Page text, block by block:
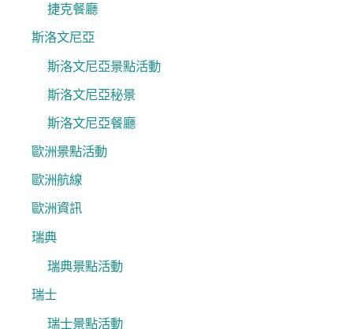
捷克餐廳
斯洛文尼亞
斯洛文尼亞景點活動
斯洛文尼亞秘景
斯洛文尼亞餐廳
歐洲景點活動
歐洲航線
歐洲資訊
瑞典
瑞典景點活動
瑞士
瑞士景點活動